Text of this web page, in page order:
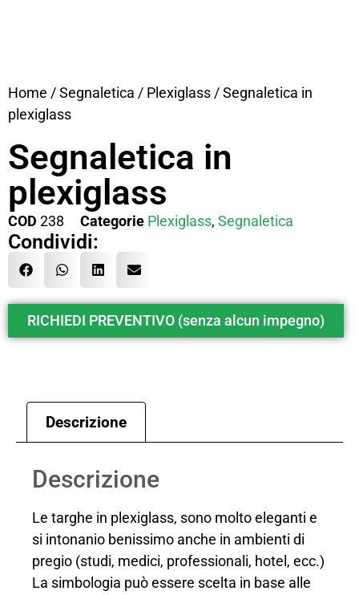
Home /Segnaletica / Plexiglass / Segnaletica in
plexiglass
Segnaletica in
plexiglass
COD 238 Categorie Plexiglass, Segnaletica
Condividi:
RICHIEDI PREVENTIVO (senza alcun impegno)
Descrizione
Descrizione
Le targhe in plexiglass, sono molto eleganti e
si intonanio benissimo anche in ambienti di
pregio (studi, medici, professionali, hotel, ecc.)
La simbologia può essere scelta in base alle